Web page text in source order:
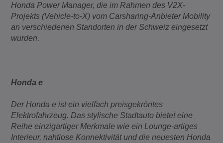
Honda Power Manager, die im Rahmen des V2X-
Projekts (Vehicle-to-X) vom Carsharing-Anbieter Mobility
an verschiedenen Standorten in der Schweiz eingesetzt
wurden.
Honda e
Der Honda e ist ein vielfach preisgekröntes
Elektrofahrzeug. Das stylische Stadtauto bietet eine
Reihe einzigartiger Merkmale wie ein Lounge-artiges
Interieur, nahtlose Konnektivität und die neuesten Honda